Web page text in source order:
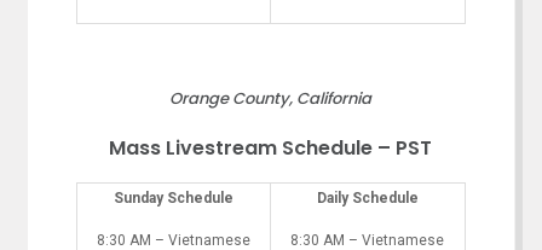
Orange County, California
Mass Livestream Schedule – PST
Sunday Schedule
8:30 AM – Vietnamese
Daily Schedule
8:30 AM – Vietnamese